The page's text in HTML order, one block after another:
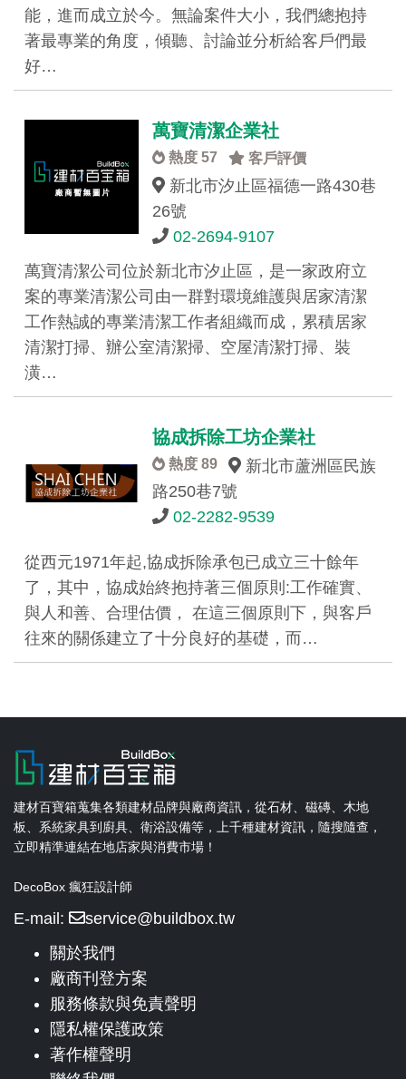
能，進而成立於今。無論案件大小，我們總抱持
著最專業的角度，傾聽、討論並分析給客戶們最
好…
萬寶清潔企業社
熱度 57 客戶評價
新北市汐止區福德一路430巷
26號
02-2694-9107
萬寶清潔公司位於新北市汐止區，是一家政府立
案的專業清潔公司由一群對環境維護與居家清潔
工作熱誠的專業清潔工作者組織而成，累積居家
清潔打掃、辦公室清潔掃、空屋清潔打掃、裝
潢…
協成拆除工坊企業社
熱度 89
新北市蘆洲區民族
路250巷7號
02-2282-9539
從西元1971年起,協成拆除承包已成立三十餘年
了，其中，協成始終抱持著三個原則:工作確實、
與人和善、合理估價， 在這三個原則下，與客戶
往來的關係建立了十分良好的基礎，而…
建材百寶箱蒐集各類建材品牌與廠商資訊，從石材、磁磚、木地
板、系統家具到廚具、衛浴設備等，上千種建材資訊，隨搜隨查，
立即精準連結在地店家與消費市場！
DecoBox 瘋狂設計師
E-mail:
service@buildbox.tw
關於我們
廠商刊登方案
服務條款與免責聲明
隱私權保護政策
著作權聲明